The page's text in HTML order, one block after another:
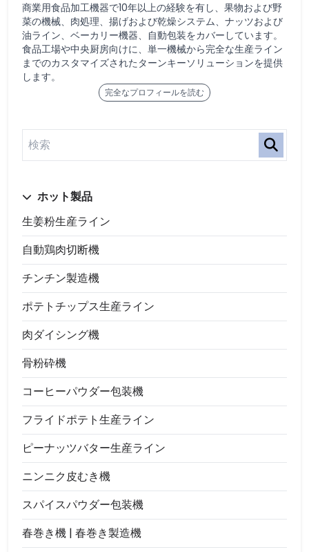
商業用食品加工機器で10年以上の経験を有し、果物および野
菜の機械、肉処理、揚げおよび乾燥システム、ナッツおよび
油ライン、ベーカリー機器、自動包装をカバーしています。
食品工場や中央厨房向けに、単一機械から完全な生産ライン
までのカスタマイズされたターンキーソリューションを提供
します。
完全なプロフィールを読む
ホット製品
生姜粉生産ライン
自動鶏肉切断機
チンチン製造機
ポテトチップス生産ライン
肉ダイシング機
骨粉砕機
コーヒーパウダー包装機
フライドポテト生産ライン
ピーナッツバター生産ライン
ニンニク皮むき機
スパイスパウダー包装機
春巻き機 | 春巻き製造機